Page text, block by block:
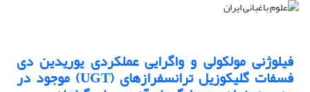
فیلوژنی مولکولی و واگرایی عملکردی یوریدین دی
فسفات گلیکوزیل ترانسفرازهای (UGT) موجود در